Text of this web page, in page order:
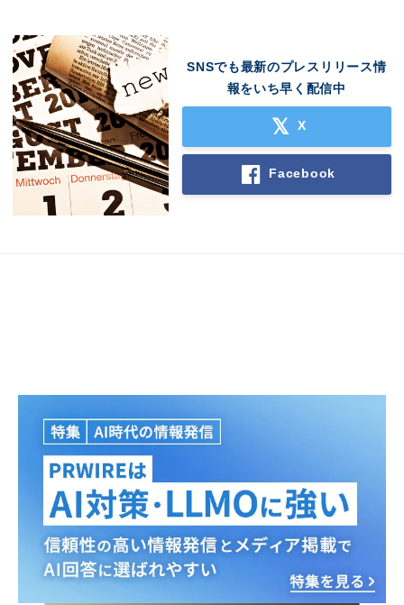
SNSでも最新のプレスリリース情
報をいち早く配信中
X
Facebook